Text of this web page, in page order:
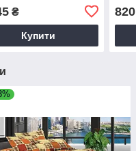
₴
Купити
820